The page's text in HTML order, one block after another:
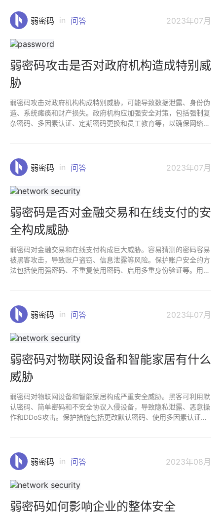
弱密码 in 问答 2023年07月
弱密码攻击是否对政府机构造成特别威
胁
弱密码攻击对政府机构构成特别威胁，可能导致数据泄露、身份伪
造、系统瘫痪和财产损失。政府机构应加强安全对策，包括强制复
杂密码、多因素认证、定期密码更换和员工教育等，以确保网络安
弱密码 in 问答 2023年07月
弱密码是否对金融交易和在线支付的安
全构成威胁
弱密码对金融交易和在线支付构成巨大威胁。容易猜测的密码容易
被黑客攻击，导致账户盗窃、信息泄露等风险。保护账户安全的方
法包括使用强密码、不重复使用密码、启用多重身份验证等。用户
弱密码 in 问答 2023年07月
弱密码对物联网设备和智能家居有什么
威胁
弱密码对物联网设备和智能家居构成严重安全威胁。黑客可利用默
认密码、简单密码和不安全协议入侵设备，导致隐私泄露、恶意操
作和DDoS攻击。保护措施包括更改默认密码、使用多因素认证、
弱密码 in 问答 2023年08月
弱密码如何影响企业的整体安全